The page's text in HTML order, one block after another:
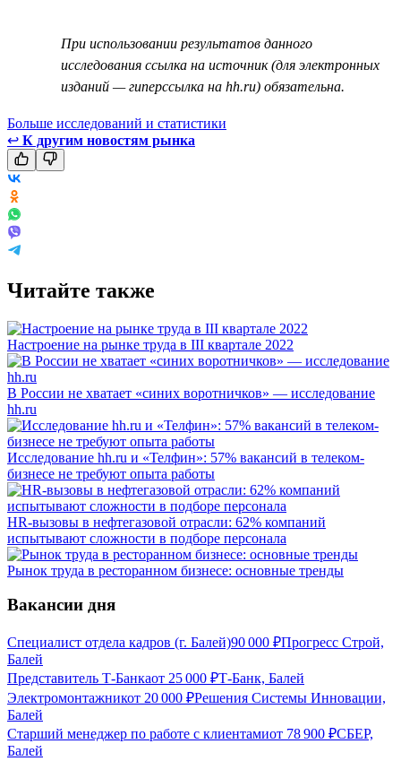
При использовании результатов данного
исследования ссылка на источник (для электронных
изданий — гиперссылка на hh.ru) обязательна.
Больше исследований и статистики
↩ К другим новостям рынка
Читайте также
Настроение на рынке труда в III квартале 2022
В России не хватает «синих воротничков» — исследование
hh.ru
Исследование hh.ru и «Телфин»: 57% вакансий в телеком-
бизнесе не требуют опыта работы
HR-вызовы в нефтегазовой отрасли: 62% компаний
испытывают сложности в подборе персонала
Рынок труда в ресторанном бизнесе: основные тренды
Вакансии дня
Специалист отдела кадров (г. Балей)90 000 ₽Прогресс Строй,
Балей
Представитель Т-Банкаот 25 000 ₽Т-Банк, Балей
Электромонтажникот 20 000 ₽Решения Системы Инновации,
Балей
Старший менеджер по работе с клиентамиот 78 900 ₽СБЕР,
Балей